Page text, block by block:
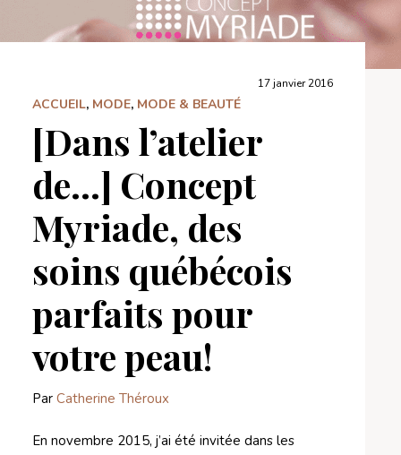
17 janvier 2016
ACCUEIL, MODE, MODE & BEAUTÉ
[Dans l’atelier
de…] Concept
Myriade, des
soins québécois
parfaits pour
votre peau!
Par Catherine Théroux
En novembre 2015, j’ai été invitée dans les